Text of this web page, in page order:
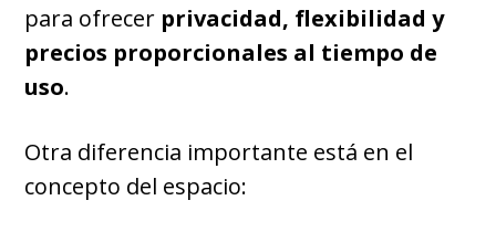
para ofrecer privacidad, flexibilidad y
precios proporcionales al tiempo de
uso.
Otra diferencia importante está en el
concepto del espacio: